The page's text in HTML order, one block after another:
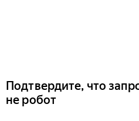
Подтвердите, что
не робот